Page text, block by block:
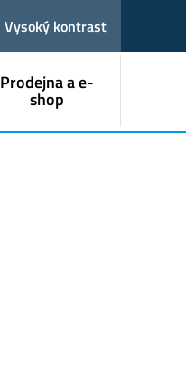
Vysoký kontrast
Prodejna a e-
shop